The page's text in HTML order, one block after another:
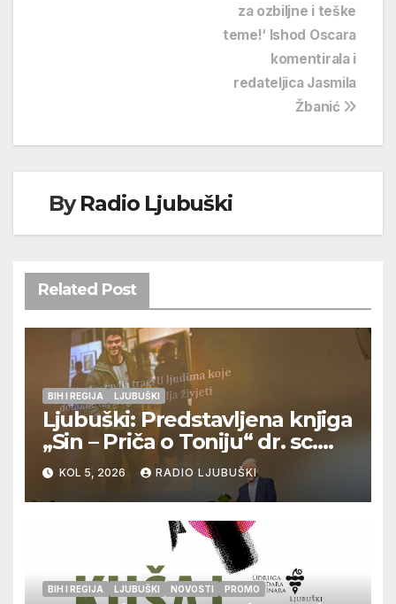
za ozbiljne i teške
teme!‘ Ishod Oscara
komentirala i
redateljica Jasmila
Žbanić
ByRadio Ljubuški
Related Post
BIH I REGIJA LJUBUŠKI
Ljubuški: Predstavljena knjiga
„Sin – Priča o Toniju“ dr. sc.
Zdenka Hercega
KOL 5, 2026 RADIO LJUBUŠKI
BIH I REGIJA LJUBUŠKI NOVOSTI PROMO